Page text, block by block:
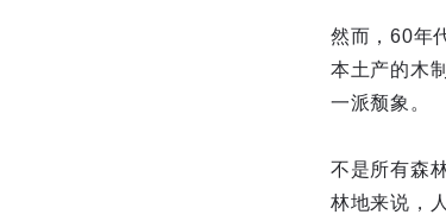
然而，60年
本土产的木
一派颓象。
不是所有森
林地来说，